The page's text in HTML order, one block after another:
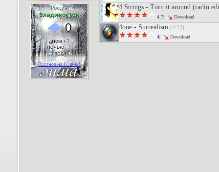
4 Strings - Turn it around (radio
4.7| Download
4one - Surrealism (4:13)
4| Download